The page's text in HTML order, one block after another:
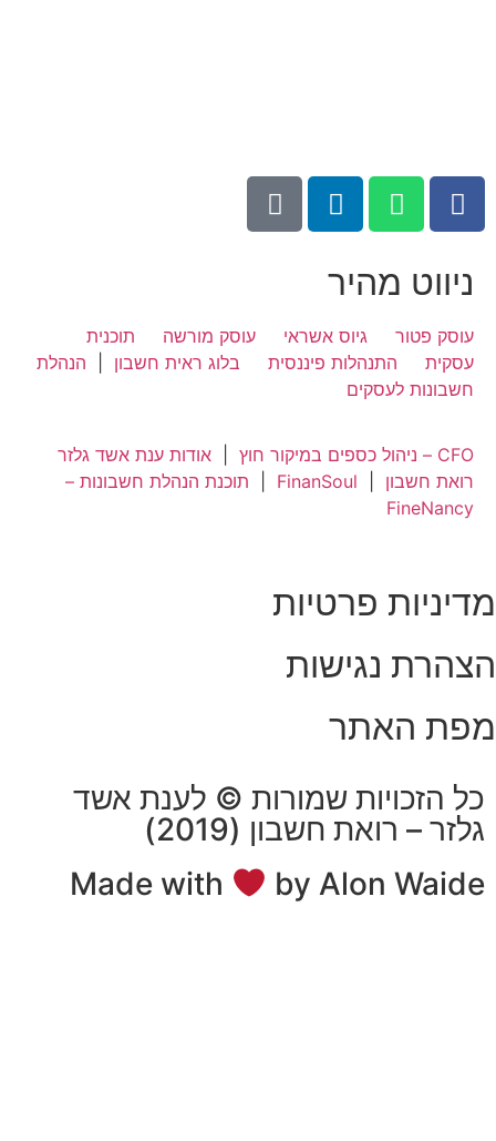
מהיר
| גיוס אשראי | עוסק מורשה |תוכנית
התנהלות פיננסית | בלוג ראית חשבון |הנהלת
|אודות ענת אשד גלזר
|
FinanSoul
|תוכנת הנהלת חשבונות –
פרטיות
נגישות
שמורות © לענת אשד
חשבון (2019)
Made with
by Alon